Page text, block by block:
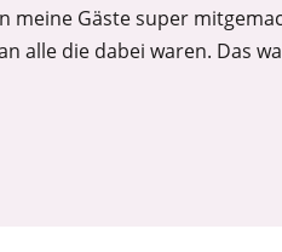
meine Gäste super
alle die dabei waren. Das